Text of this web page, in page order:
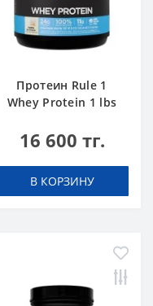
Протеин Rule 1
Whey Protein 1 lbs
Мороженое
16 600 тг.
В КОРЗИНУ